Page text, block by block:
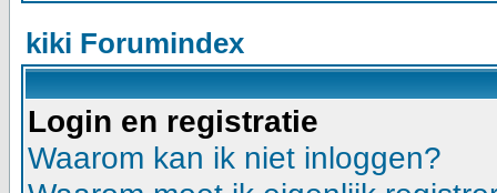
kiki Forumindex
Login en registratie
Waarom kan ik niet inloggen?